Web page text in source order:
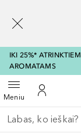
IKI 25%*
AROMATAMS
MeniuAtidaryti meniu
Į mano
Grįžk atgal
Vykdykite paiešką